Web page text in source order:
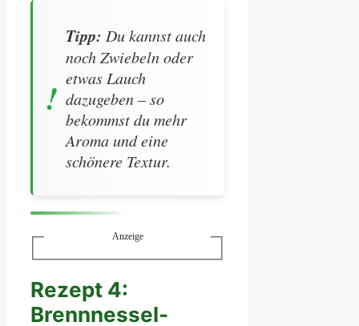
Tipp: Du kannst auch
noch Zwiebeln oder
etwas Lauch
dazugeben – so
bekommst du mehr
Aroma und eine
schönere Textur.
Anzeige
Rezept 4:
Brennnessel-